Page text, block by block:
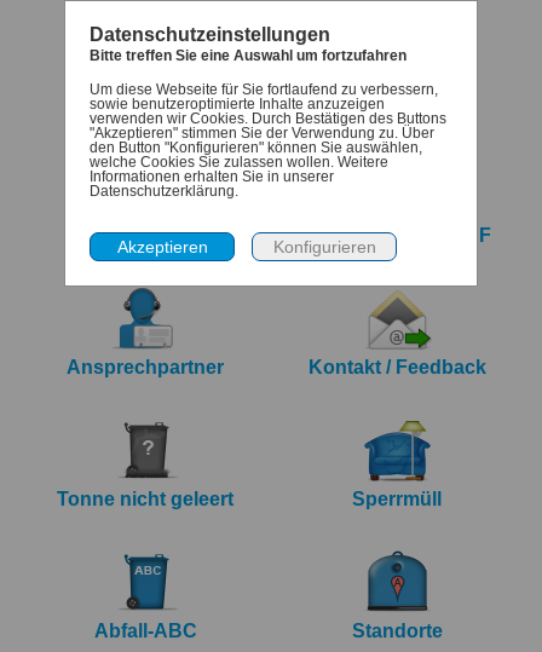
Termine Denk-dran
iCalendar Export Jahreskalender PDF
Ansprechpartner Kontakt / Feedback
Tonne nicht geleert Sperrmüll
Abfall-ABC Standorte
Datenschutzeinstellungen
Bitte treffen Sie eine Auswahl um fortzufahren
Um diese Webseite für Sie fortlaufend zu verbessern,
sowie benutzeroptimierte Inhalte anzuzeigen
verwenden wir Cookies. Durch Bestätigen des Buttons
"Akzeptieren" stimmen Sie der Verwendung zu. Über
den Button "Konfigurieren" können Sie auswählen,
welche Cookies Sie zulassen wollen. Weitere
Informationen erhalten Sie in unserer
Datenschutzerklärung.